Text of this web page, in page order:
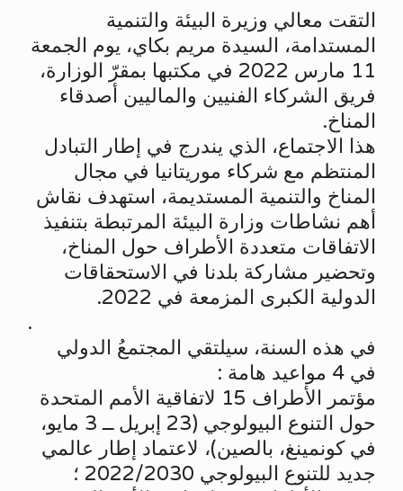
التقت معالي وزيرة البيئة والتنمية
المستدامة، السيدة مريم بكاي، يوم الجمعة
11 مارس 2022 في مكتبها بمقرّ الوزارة،
فريق الشركاء الفنيين والماليين أصدقاء
المناخ.
هذا الاجتماع، الذي يندرج في إطار التبادل
المنتظم مع شركاء موريتانيا في مجال
المناخ والتنمية المستديمة، استهدف نقاش
أهم نشاطات وزارة البيئة المرتبطة بتنفيذ
الاتفاقات متعددة الأطراف حول المناخ،
وتحضير مشاركة بلدنا في الاستحقاقات
الدولية الكبرى المزمعة في 2022.
.
في هذه السنة، سيلتقي المجتمعُ الدولي
في 4 مواعيد هامة :
مؤتمر الأطراف 15 لاتفاقية الأمم المتحدة
حول التنوع البيولوجي (23 إبريل ــ 3 مايو،
في كونمينغ، بالصين)، لاعتماد إطار عالمي
جديد للتنوع البيولوجي 2022/2030 ؛